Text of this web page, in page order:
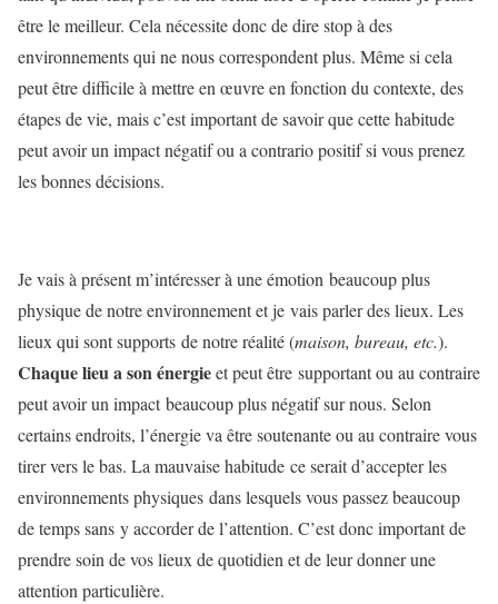
être le meilleur. Cela nécessite donc de dire stop à des
environnements qui ne nous correspondent plus. Même si cela
peut être difficile à mettre en œuvre en fonction du contexte, des
étapes de vie, mais c’est important de savoir que cette habitude
peut avoir un impact négatif ou a contrario positif si vous prenez
les bonnes décisions.
Je vais à présent m’intéresser à une émotion beaucoup plus
physique de notre environnement et je vais parler des lieux. Les
lieux qui sont supports de notre réalité (maison, bureau, etc.).
Chaque lieu a son énergieet peut être supportant ou au contraire
peut avoir un impact beaucoup plus négatif sur nous. Selon
certains endroits, l’énergie va être soutenante ou au contraire vous
tirer vers le bas. La mauvaise habitude ce serait d’accepter les
environnements physiques dans lesquels vous passez beaucoup
de temps sans y accorder de l’attention. C’est donc important de
prendre soin de vos lieux de quotidien et de leur donner une
attention particulière.